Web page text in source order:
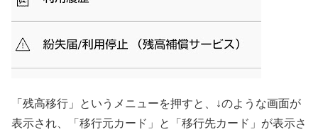
「残高移行」というメニューを押すと、↓のような画面が
表示され、「移行元カード」と「移行先カード」が表示さ